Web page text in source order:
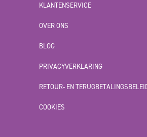
KLANTENSERVICE
OVER ONS
BLOG
PRIVACYVERKLARING
RETOUR- EN
COOKIES